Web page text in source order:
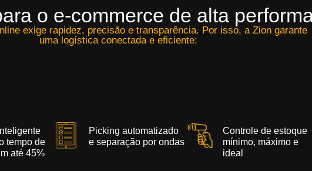
o e-commerce de alta
exige rapidez, precisão e transparência. Por isso, a Zion garante
uma logística conectada e eficiente:
tempo de
até 45%
Picking automatizado
e separação por ondas
Controle de estoque
mínimo, máximo e
ideal